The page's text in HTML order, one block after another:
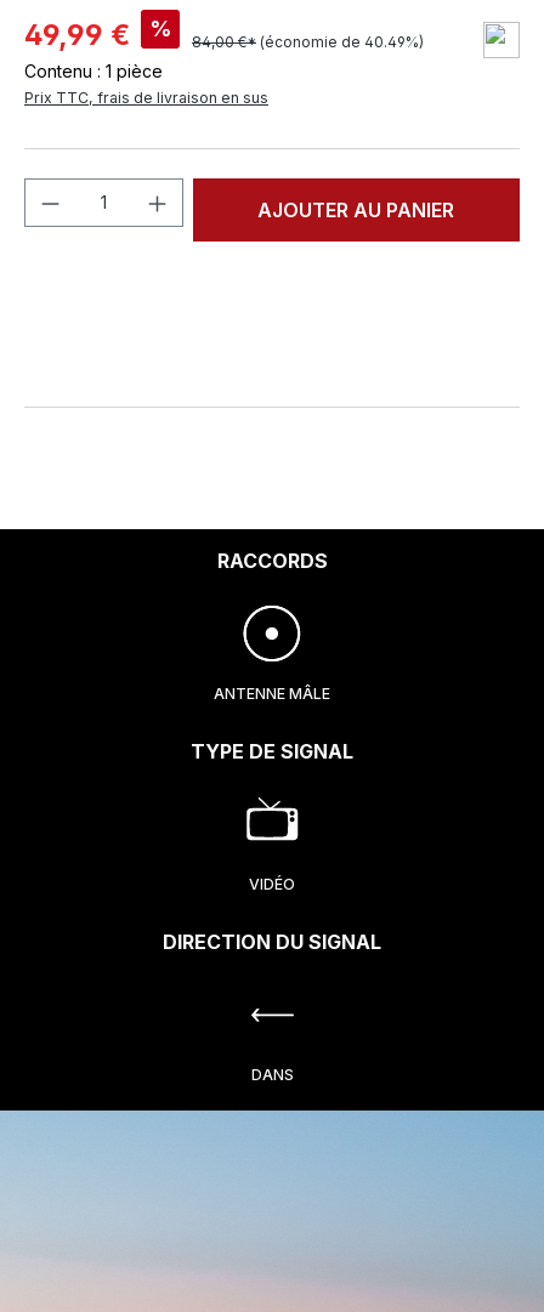
49,99 € %
84,00 €* (économie de 40.49%)
Contenu : 1 pièce
Prix TTC, frais de livraison en sus
Quantité de produit : Entrez la
AJOUTER AU PANIER
RACCORDS
ANTENNE MÂLE
TYPE DE SIGNAL
VIDÉO
DIRECTION DU SIGNAL
DANS